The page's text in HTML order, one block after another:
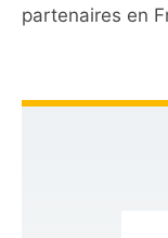
partenaires en